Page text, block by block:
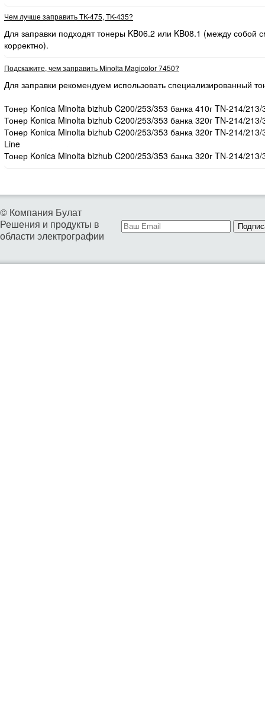
Чем лучше заправить TK-475, TK-435?
Для заправки подходят тонеры KB06.2 или KB08.1 (между собой
корректно).
Подскажите, чем заправить Minolta Magicolor 7450?
Для заправки рекомендуем использовать специализированный
Тонер Konica Minolta bizhub C200/253/353 банка 410г TN-214/
Тонер Konica Minolta bizhub C200/253/353 банка 320г TN-214/
Тонер Konica Minolta bizhub C200/253/353 банка 320г TN-214/
Line
Тонер Konica Minolta bizhub C200/253/353 банка 320г TN-214/
© Компания Булат
Решения и продукты в
области электрографии